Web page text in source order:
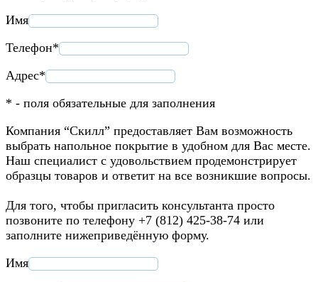
Имя
Телефон*
Адрес*
* - поля обязательные для заполнения
Компания “Скилл” предоставляет Вам возможность
выбрать напольное покрытие в удобном для Вас месте.
Наш специалист с удовольствием продемонстрирует
образцы товаров и ответит на все возникшие вопросы.
Для того, чтобы пригласить консультанта просто
позвоните по телефону +7 (812) 425-38-74 или
заполните нижеприведённую форму.
Имя